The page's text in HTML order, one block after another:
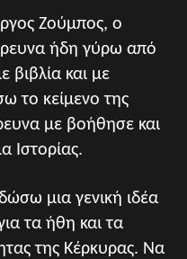
Ζούμπος, ο
ήδη γύρω από
και με
το κείμενο της
με βοήθησε και
Ιστορίας.
μια γενική ιδέα
τα ήθη και τα
της Κέρκυρας. Να